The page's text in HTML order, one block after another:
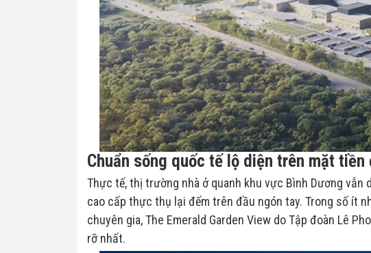
Chuẩn sống quốc tế lộ diện trên mặt tiền
Thực tế, thị trường nhà ở quanh khu vực Bình Dương
cao cấp thực thụ lại đếm trên đầu ngón tay. Trong số ít
chuyên gia, The Emerald Garden View do Tập đoàn Lê
rỡ nhất.